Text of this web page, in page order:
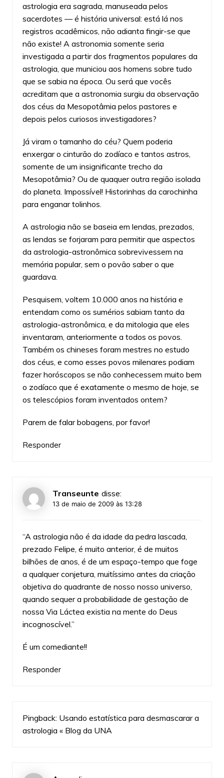
astrologia era sagrada, manuseada pelos
sacerdotes — é história universal: está lá nos
registros acadêmicos, não adianta fingir-se que
não existe! A astronomia somente seria
investigada a partir dos fragmentos populares da
astrologia, que municiou aos homens sobre tudo
que se sabia na época. Ou será que vocês
acreditam que a astronomia surgiu da observação
dos céus da Mesopotâmia pelos pastores e
depois pelos curiosos investigadores?
Já viram o tamanho do céu? Quem poderia
enxergar o cinturão do zodíaco e tantos astros,
somente de um insignificante trecho da
Mesopotâmia? Ou de quaquer outra região isolada
do planeta. Impossível! Historinhas da carochinha
para enganar tolinhos.
A astrologia não se baseia em lendas, prezados,
as lendas se forjaram para permitir que aspectos
da astrologia-astronômica sobrevivessem na
memória popular, sem o povão saber o que
guardava.
Pesquisem, voltem 10.000 anos na história e
entendam como os sumérios sabiam tanto da
astrologia-astronômica, e da mitologia que eles
inventaram, anteriormente a todos os povos.
Também os chineses foram mestres no estudo
dos céus, e como esses povos milenares podiam
fazer horóscopos se não conhecessem muito bem
o zodíaco que é exatamente o mesmo de hoje, se
os telescópios foram inventados ontem?
Parem de falar bobagens, por favor!
Responder
Transeunte disse:
13 de maio de 2009 às 13:28
“A astrologia não é da idade da pedra lascada,
prezado Felipe, é muito anterior, é de muitos
bilhões de anos, é de um espaço-tempo que foge
a qualquer conjetura, muitíssimo antes da criação
objetiva do quadrante de nosso nosso universo,
quando sequer a probabilidade de gestação de
nossa Via Láctea existia na mente do Deus
incognoscível.”
É um comediante!!
Responder
Pingback: Usando estatística para desmascarar a
astrologia « Blog da UNA